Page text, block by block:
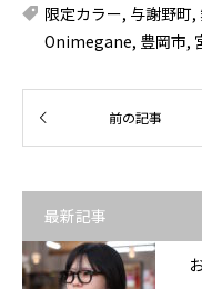
限定カラー, 与謝野町,
Onimegane, 豊岡市,
最新記事